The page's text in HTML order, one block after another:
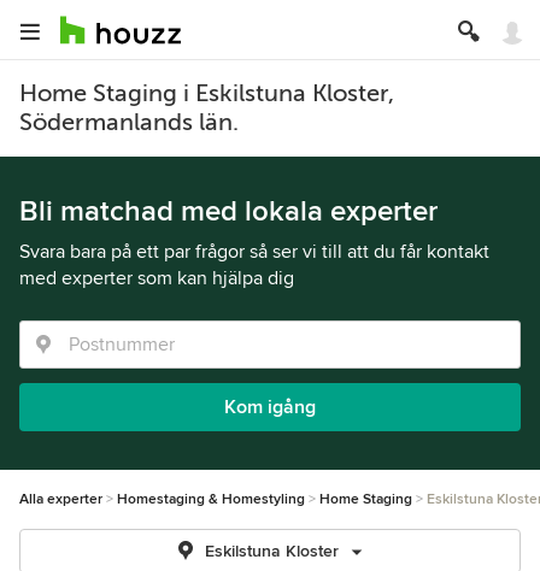
Home Staging i Eskilstuna Kloster,
Södermanlands län.
Bli matchad med lokala experter
Svara bara på ett par frågor så ser vi till att du får kontakt
med experter som kan hjälpa dig
Kom igång
Alla experter Homestaging & Homestyling Home Staging Eskilstuna
Eskilstuna Kloster